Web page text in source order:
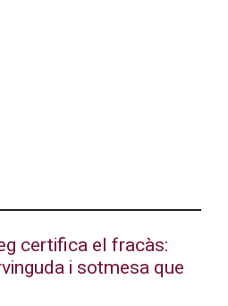
certifica el fracàs:
i sotmesa que